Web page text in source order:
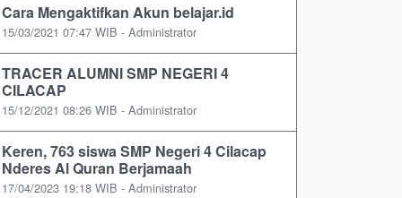
Cara Mengaktifkan Akun belajar.id
15/03/2021 07:47 WIB - Administrator
TRACER ALUMNI SMP NEGERI 4
CILACAP
15/12/2021 08:26 WIB - Administrator
Keren, 763 siswa SMP Negeri 4 Cilacap
Nderes Al Quran Berjamaah
17/04/2023 19:18 WIB - Administrator